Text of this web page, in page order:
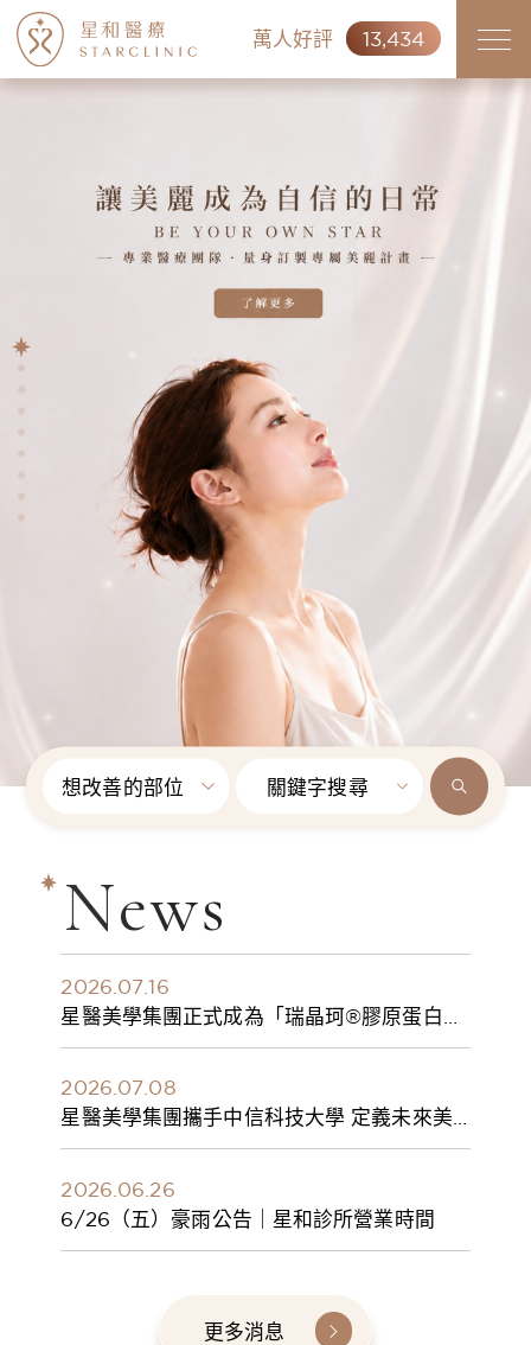
萬人好評 13,434
想改善的部位 關鍵字搜尋
News
2026.07.16
星醫美學集團正式成為「瑞晶珂®膠原蛋白植
入劑」台灣獨家總代理
2026.07.08
星醫美學集團攜手中信科技大學 定義未來美
學人才新標準 建構健康美學產學共育模式 串
2026.06.26
6/26（五）豪雨公告｜星和診所營業時間
更多消息